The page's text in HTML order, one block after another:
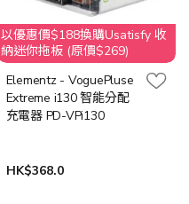
以優惠價$188換購Usatisfy 收
納迷你拖板 (原價$269)
Elementz - VoguePluse
Extreme i130 智能分配
充電器 PD-VPi130
HK$368.0